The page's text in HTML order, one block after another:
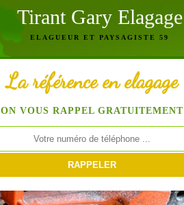
Tirant Gary Elagage
ELAGUEUR ET PAYSAGISTE 59
La référence en elagage
ON VOUS RAPPEL GRATUITEMENT